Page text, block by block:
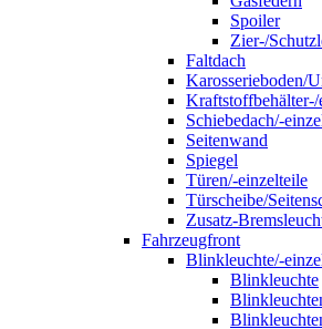
Spoiler
Zier-/
Faltdach
Karosserieboden/
Kraftstoffbehälter-/
Schiebedach/-
Seitenwand
Spiegel
Türen/-einzelteile
Türscheibe/
Zusatz-
Fahrzeugfront
Blinkleuchte/-
Blinkleuchte